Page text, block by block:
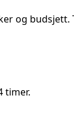
og budsjett.
timer.